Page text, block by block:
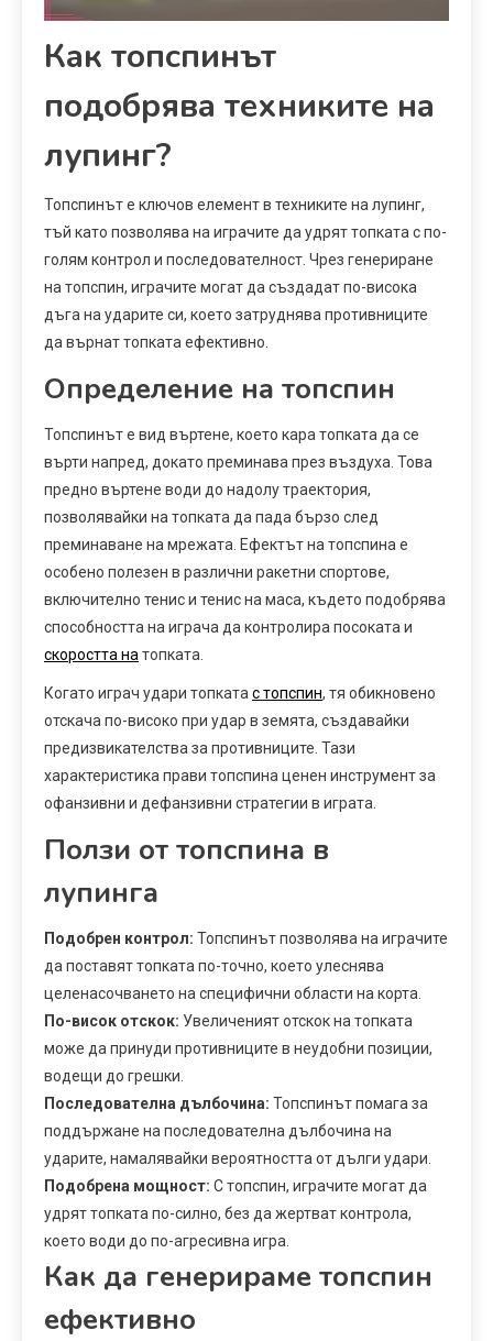
Как топспинът
подобрява техниките на
лупинг?
Топспинът е ключов елемент в техниките на лупинг,
тъй като позволява на играчите да удрят топката с по-
голям контрол и последователност. Чрез генериране
на топспин, играчите могат да създадат по-висока
дъга на ударите си, което затруднява противниците
да върнат топката ефективно.
Определение на топспин
Топспинът е вид въртене, което кара топката да се
върти напред, докато преминава през въздуха. Това
предно въртене води до надолу траектория,
позволявайки на топката да пада бързо след
преминаване на мрежата. Ефектът на топспина е
особено полезен в различни ракетни спортове,
включително тенис и тенис на маса, където подобрява
способността на играча да контролира посоката и
скоростта на топката.
Когато играч удари топката с топспин, тя обикновено
отскача по-високо при удар в земята, създавайки
предизвикателства за противниците. Тази
характеристика прави топспина ценен инструмент за
офанзивни и дефанзивни стратегии в играта.
Ползи от топспина в
лупинга
Подобрен контрол: Топспинът позволява на играчите
да поставят топката по-точно, което улеснява
целенасочването на специфични области на корта.
По-висок отскок: Увеличеният отскок на топката
може да принуди противниците в неудобни позиции,
водещи до грешки.
Последователна дълбочина: Топспинът помага за
поддържане на последователна дълбочина на
ударите, намалявайки вероятността от дълги удари.
Подобрена мощност: С топспин, играчите могат да
удрят топката по-силно, без да жертват контрола,
което води до по-агресивна игра.
Как да генерираме топспин
ефективно